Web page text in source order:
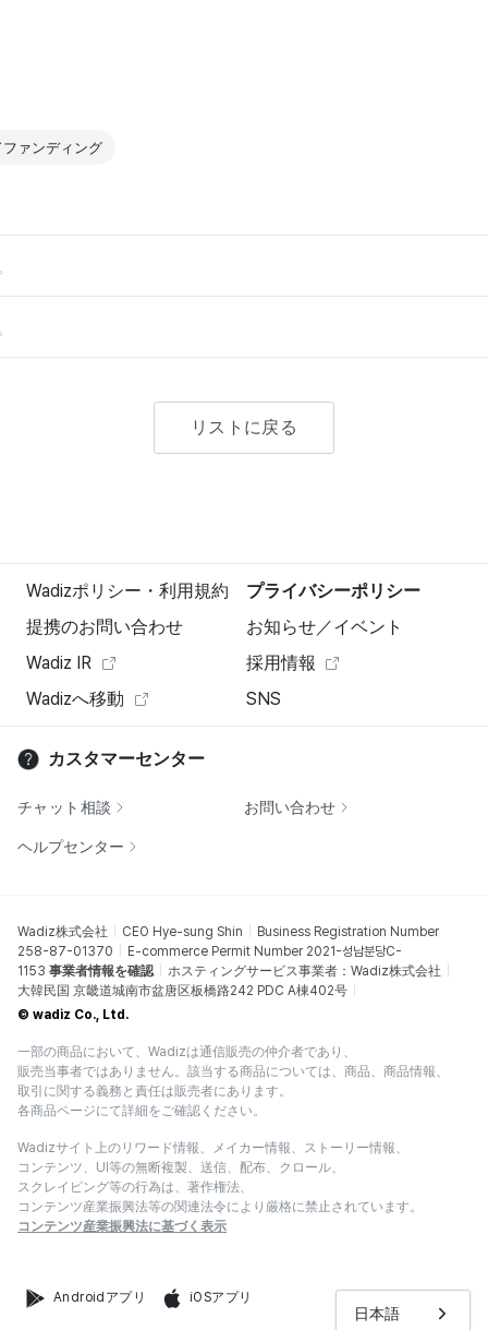
日本語
ァンディング
リストに戻る
Wadizポリシー・利用規約
プライバシーポリシー
提携のお問い合わせ
お知らせ／イベント
Wadiz IR
採用情報
Wadizへ移動
SNS
カスタマーセンター
チャット相談 お問い合わせ
ヘルプセンター
Wadiz株式会社 CEO Hye-sung Shin
Business Registration Number
258-87-01370
E-commerce Permit Number 2021-성남분당C-
1153 事業者情報を確認
ホスティングサービス事業者：Wadiz株式会社
大韓民国 京畿道城南市盆唐区板橋路242 PDC A棟402号
© wadiz Co., Ltd.
一部の商品において、Wadizは通信販売の仲介者であり、
販売当事者ではありません。該当する商品については、商品、商品情報、
取引に関する義務と責任は販売者にあります。
各商品ページにて詳細をご確認ください。
Wadizサイト上のリワード情報、メイカー情報、ストーリー情報、
コンテンツ、UI等の無断複製、送信、配布、クロール、
スクレイピング等の行為は、著作権法、
コンテンツ産業振興法等の関連法令により厳格に禁止されています。
コンテンツ産業振興法に基づく表示
Androidアプリ iOSアプリ